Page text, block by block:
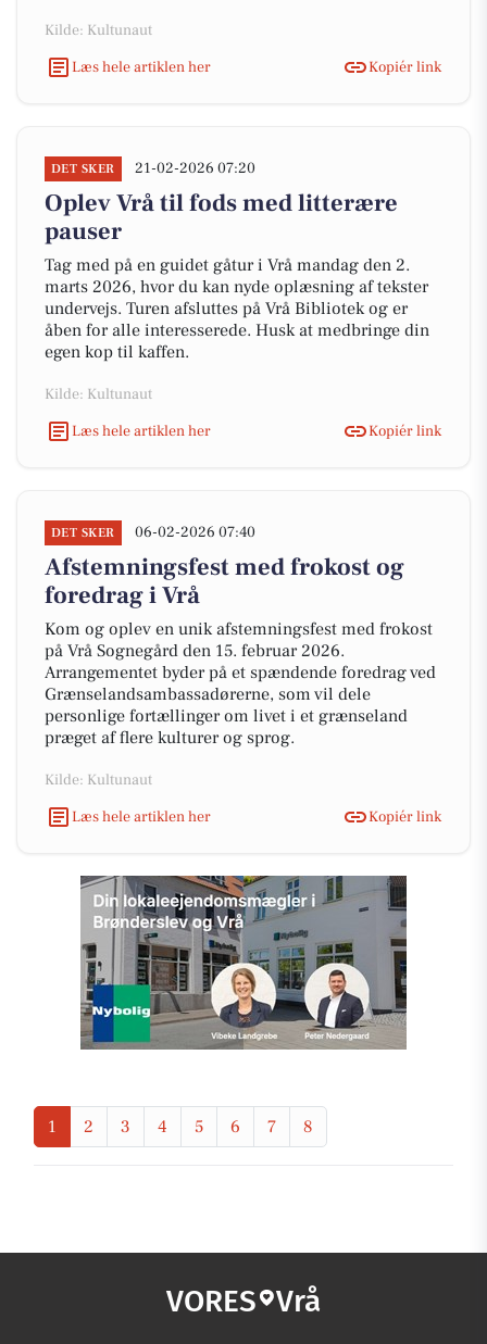
Kilde: Kultunaut
Læs hele artiklen her
Kopiér link
DET SKER 21-02-2026 07:20
Oplev Vrå til fods med litterære
pauser
Tag med på en guidet gåtur i Vrå mandag den 2.
marts 2026, hvor du kan nyde oplæsning af tekster
undervejs. Turen afsluttes på Vrå Bibliotek og er
åben for alle interesserede. Husk at medbringe din
egen kop til kaffen.
Kilde: Kultunaut
Læs hele artiklen her
Kopiér link
DET SKER 06-02-2026 07:40
Afstemningsfest med frokost og
foredrag i Vrå
Kom og oplev en unik afstemningsfest med frokost
på Vrå Sognegård den 15. februar 2026.
Arrangementet byder på et spændende foredrag ved
Grænselandsambassadørerne, som vil dele
personlige fortællinger om livet i et grænseland
præget af flere kulturer og sprog.
Kilde: Kultunaut
Læs hele artiklen her
Kopiér link
1 2 3 4 5 6 7 8
VORES Vrå